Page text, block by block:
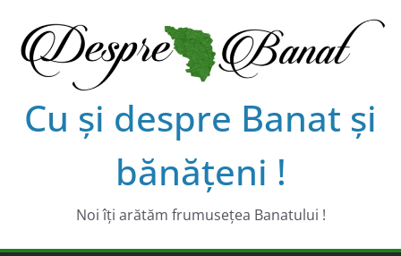
Alexandru Murgoi.
Cu şi despre Banat şi
bănăţeni !
Noi îţi arătăm frumuseţea Banatului !